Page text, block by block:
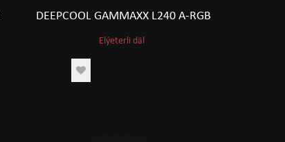
DEEPCOOL GAMMAXX L240 A-RGB
Elýeterli däl